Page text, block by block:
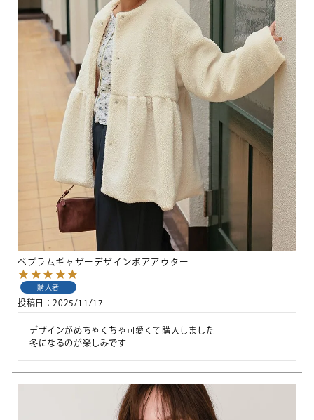
ペプラムギャザーデザインボアアウター
購入者
投稿日 2025/11/17
デザインがめちゃくちゃ可愛くて購入しました
冬になるのが楽しみです